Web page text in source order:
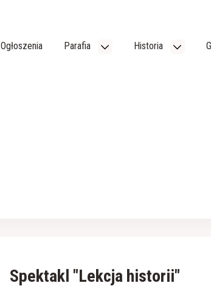
Ogłoszenia Parafia Historia
Spektakl "Lekcja historii"